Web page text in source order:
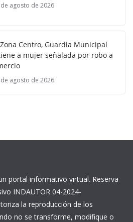
agosto de 2026
Centro, Guardia Municipal
a mujer señalada por robo a
agosto de 2026
portal informativo virtual. Reserva
INDAUTOR 04-2024-
la reproducción de los
no se transforme, modifique o